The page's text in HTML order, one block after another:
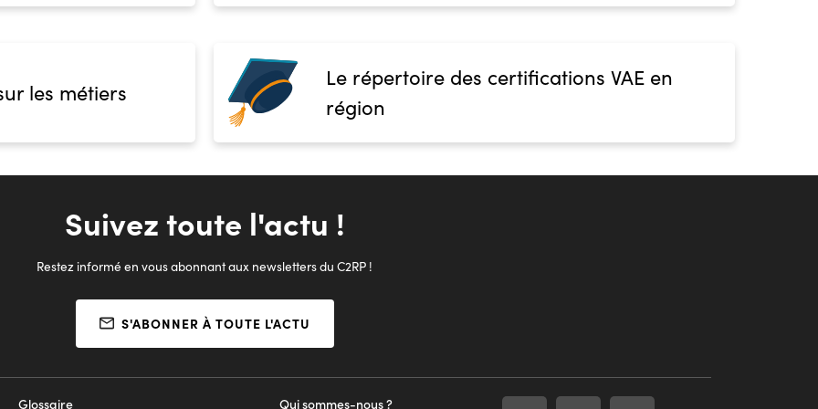
les métiers
Le répertoire des certifications VAE en
région
Suivez toute l'actu !
Restez informé en vous abonnant aux newsletters du C2RP !
S'ABONNER À TOUTE L'ACTU
Qui sommes-nous ?
Glossaire